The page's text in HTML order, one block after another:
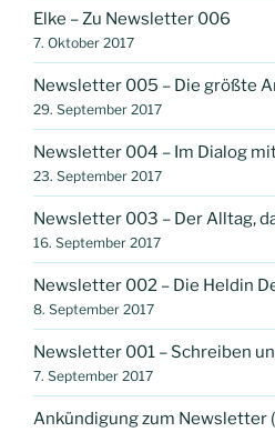
Elke – Zu Newsletter 006
7. Oktober 2017
Newsletter 005 – Die größte
29. September 2017
Newsletter 004 – Im Dialog
23. September 2017
Newsletter 003 – Der Alltag,
16. September 2017
Newsletter 002 – Die Heldin
8. September 2017
Newsletter 001 – Schreiben
7. September 2017
Ankündigung zum Newsletter